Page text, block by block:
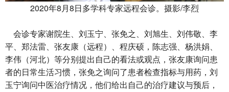
2020年8月8日多学科专家远程会诊。摄影/李烈
会诊专家谢院生、刘玉宁、张免之、刘旭生、刘伟敬、李
平、郑法雷、张友康（远程）、程庆硕，陈志强、杨洪娟、
李伟（河北）等分别提出自己的看法或观点，张友康询问患
者的日常生活习惯，张免之询问了患者检查指标与用药，刘
玉宁询问中医治疗情况，他们给出自己的治疗建议与预后，